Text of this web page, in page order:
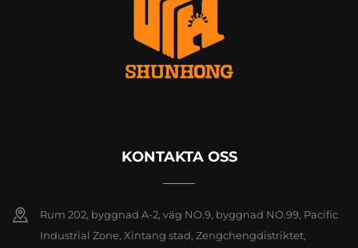
KONTAKTA OSS
Rum 202, byggnad A-2, väg NO.9, byggnad NO.99, Pacific
Industrial Zone, Xintang stad, Zengchengdistriktet,